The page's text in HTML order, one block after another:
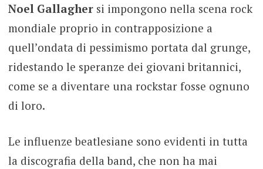
Noel Gallaghersi impongono nella scena rock
mondiale proprio in contrapposizione a
quell’ondata di pessimismo portata dal grunge,
ridestando le speranze dei giovani britannici,
come se a diventare una rockstar fosse ognuno
di loro.
Le influenze beatlesiane sono evidenti in tutta
la discografia della band, che non ha mai